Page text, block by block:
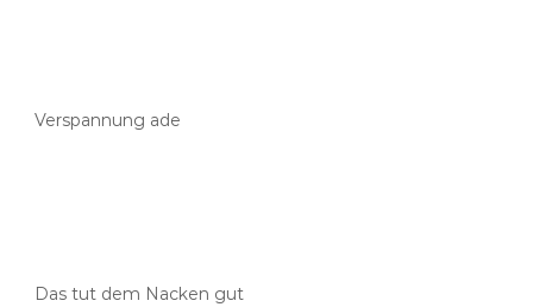
Verspannung ade
Das tut dem Nacken gut